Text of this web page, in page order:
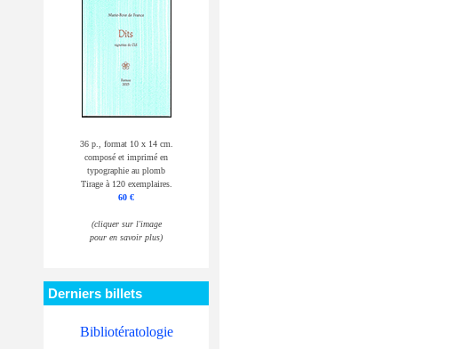
36 p., format 10 x 14 cm.
composé et imprimé en
typographie au plomb
Tirage à 120 exemplaires.
60 €
(cliquer sur l'image
pour en savoir plus)
Derniers billets
Bibliotératologie